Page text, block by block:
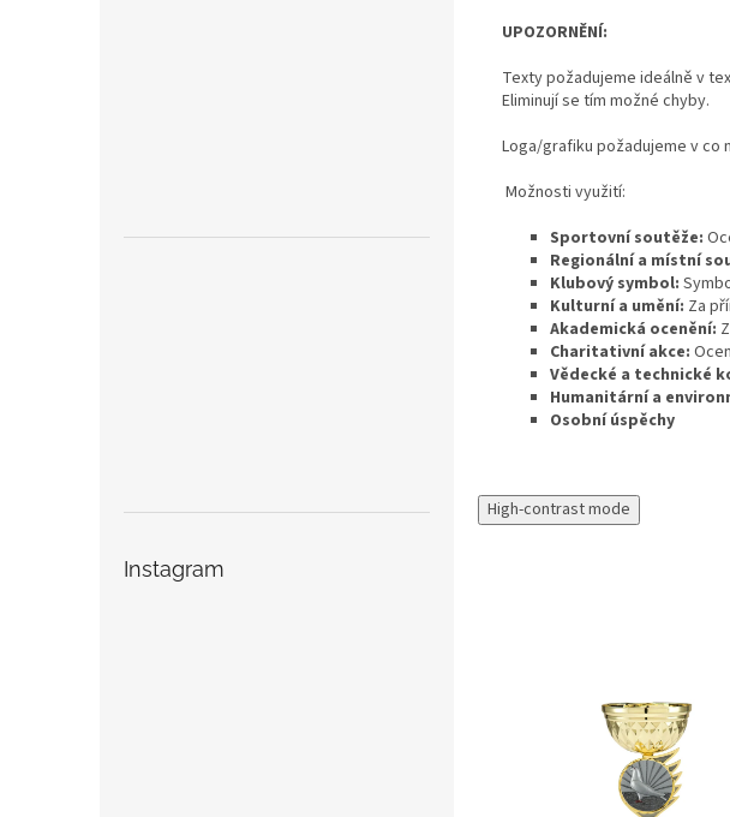
Instagram
UPOZORNĚNÍ:
Texty požadujeme ideálně v
Eliminují se tím možné chyby.
Loga/grafiku požadujeme v
Možnosti využití:
Sportovní soutěže:
Regionální a místní
Klubový symbol:
Kulturní a umění: Za
Akademická ocenění:
Charitativní akce:
Vědecké a technické
Humanitární a
Osobní úspěchy
High-contrast mode